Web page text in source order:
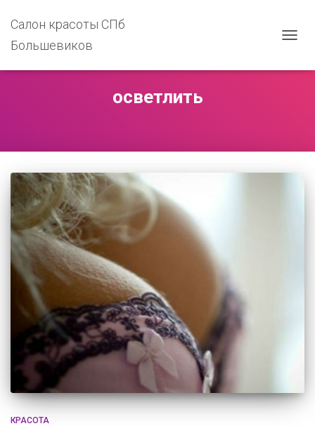
Салон красоты СПб
Большевиков
осветлить
КРАСОТА